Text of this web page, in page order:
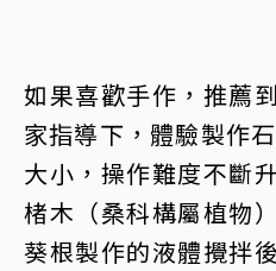
如果喜歡手作，推薦
家指導下，體驗製作
大小，操作難度不斷
楮木（桑科構屬植物
葵根製作的液體攪拌